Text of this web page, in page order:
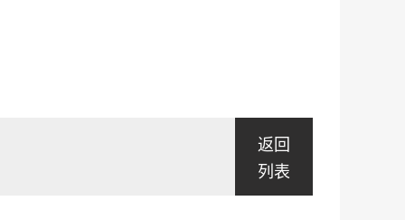
返回
列表